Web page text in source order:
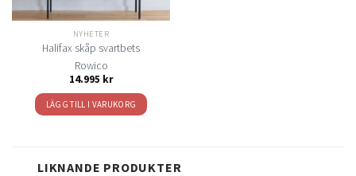
NYHETER
Halifax skåp svartbets
Rowico
14.995 kr
LÄGG TILL I VARUKORG
LIKNANDE PRODUKTER